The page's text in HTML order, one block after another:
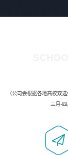
（公司会根据各地高校双
三月-四